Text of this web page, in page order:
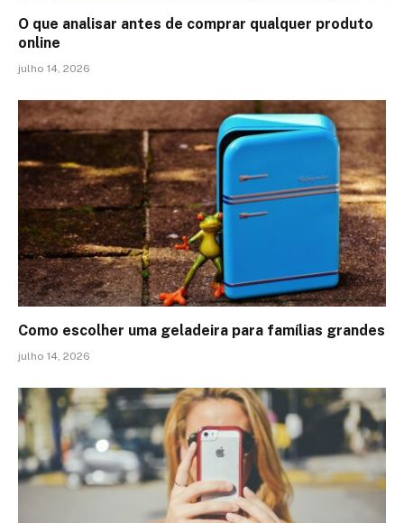
O que analisar antes de comprar qualquer produto
online
julho 14, 2026
Como escolher uma geladeira para famílias grandes
julho 14, 2026